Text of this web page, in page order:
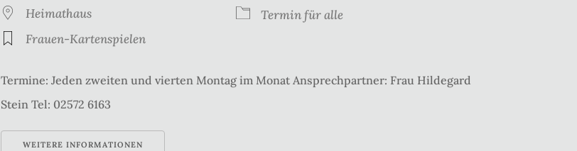
Heimathaus
Termin für alle
Frauen-Kartenspielen
Termine: Jeden zweiten und vierten Montag im Monat Ansprechpartner: Frau Hildegard
Stein Tel: 02572 6163
WEITERE INFORMATIONEN